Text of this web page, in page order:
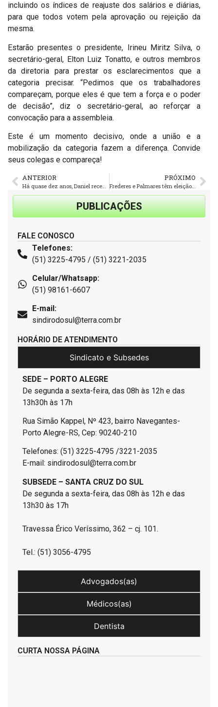
incluindo os índices de reajuste dos salários e diárias,
para que todos votem pela aprovação ou rejeição da
mesma.
Estarão presentes o presidente, Irineu Miritz Silva, o
secretário-geral, Elton Luiz Tonatto, e outros membros
da diretoria para prestar os esclarecimentos que a
categoria precisar. “Pedimos que os trabalhadores
compareçam, porque eles é que tem a força e o poder
de decisão”, diz o secretário-geral, ao reforçar a
convocação para a assembleia.
Este é um momento decisivo, onde a união e a
mobilização da categoria fazem a diferença. Convide
seus colegas e compareça!
ANTERIOR PRÓXIMO
Frederes e Palmares têm eleição para a Cipa
PUBLICAÇÕES
FALE CONOSCO
Telefones:
(51) 3225-4795 / (51) 3221-2035
Celular/Whatsapp:
(51) 98161-6607
E-mail:
sindirodosul@terra.com.br
HORÁRIO DE ATENDIMENTO
Sindicato e Subsedes
SEDE – PORTO ALEGRE
De segunda a sexta-feira, das 08h às 12h e das
13h30h às 17h
Rua Simão Kappel, Nº 423, bairro Navegantes-
Porto Alegre-RS, Cep: 90240-210
Telefones: (51) 3225-4795 /3221-2035
E-mail: sindirodosul@terra.com.br
SUBSEDE – SANTA CRUZ DO SUL
De segunda a sexta-feira, das 08h às 12h e das
13h30 às 17h
Travessa Érico Veríssimo, 362 – cj. 101.
Tel.: (51) 3056-4795
Advogados(as)
Médicos(as)
Dentista
CURTA NOSSA PÁGINA